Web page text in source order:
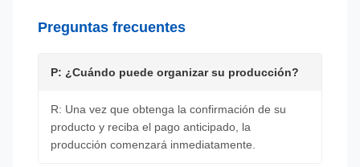
Preguntas frecuentes
P: ¿Cuándo puede organizar su producción?
R: Una vez que obtenga la confirmación de su
producto y reciba el pago anticipado, la
producción comenzará inmediatamente.